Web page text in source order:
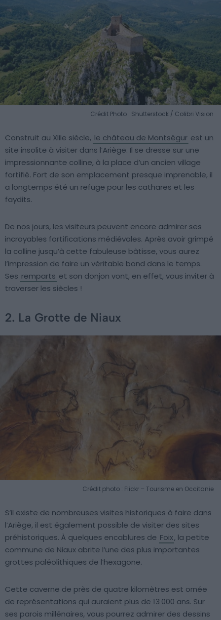
Crédit Photo : Shutterstock / Colibri Vision
Construit au XIIIe siècle, le château de Montségur est un
site insolite à visiter dans l’Ariège. Il se dresse sur une
impressionnante colline, à la place d’un ancien village
fortifié. Fort de son emplacement presque imprenable, il
a longtemps été un refuge pour les cathares et les
faydits.
De nos jours, les visiteurs peuvent encore admirer ses
incroyables fortifications médiévales. Après avoir grimpé
la colline jusqu’à cette fabuleuse bâtisse, vous aurez
l’impression de faire un véritable bond dans le temps.
Ses remparts et son donjon vont, en effet, vous inviter à
traverser les siècles !
2. La Grotte de Niaux
Crédit photo : Flickr – Tourisme en Occitanie
S’il existe de nombreuses visites historiques à faire dans
l’Ariège, il est également possible de visiter des sites
préhistoriques. À quelques encablures de Foix, la petite
commune de Niaux abrite l’une des plus importantes
grottes paléolithiques de l’hexagone.
Cette caverne de près de quatre kilomètres est ornée
de représentations qui auraient plus de 13 000 ans. Sur
ses parois millénaires, vous pourrez admirer des dessins